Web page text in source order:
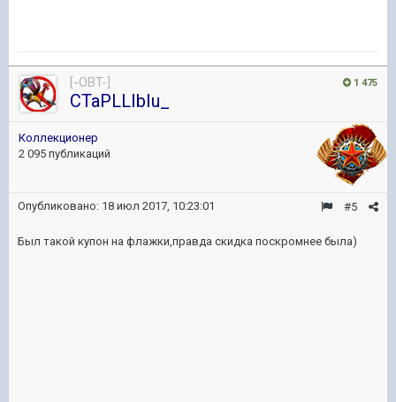
1 475
[-OBT-]
CTaPLLIbIu_
Коллекционер
2 095 публикаций
#5
Опубликовано: 18 июл 2017, 10:23:01
Был такой купон на флажки,правда скидка поскромнее была)